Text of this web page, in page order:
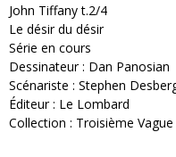
John Tiffany t.2/4
Le désir du désir
Série en cours
Dessinateur : Dan Panosian
Scénariste : Stephen
Éditeur : Le Lombard
Collection : Troisième Vague